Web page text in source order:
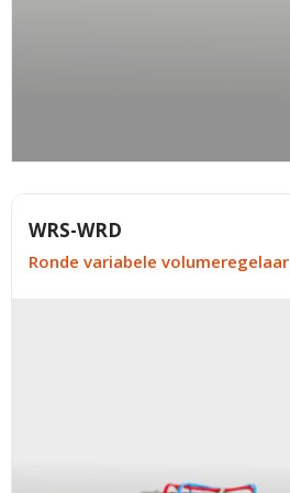
WRS-WRD
Ronde variabele volumeregelaar